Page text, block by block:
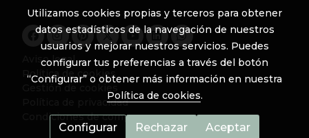
Aviso legal
Política de cookies
Gestión de cookies
Política de privacidad
Condiciones de compra
Utilizamos cookies propias y terceros para obtener
datos estadísticos de la navegación de nuestros
usuarios y mejorar nuestros servicios. Puedes
configurar tus preferencias a través del botón
“Configurar” o obtener más información en nuestra
Política de cookies.
Configurar Rechazar Aceptar